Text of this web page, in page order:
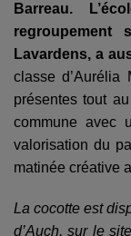
Barreau.
regroupement
Lavardens, a
classe d’Aurélia
présentes tout
commune avec
valorisation du
matinée créative
La cocotte est
d’Auch, sur le